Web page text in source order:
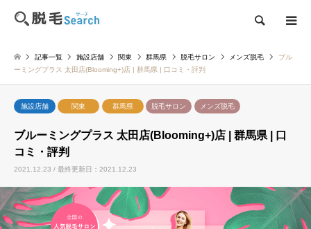
検索
記事一覧 施設店舗 関東 群馬県 脱毛サロン メンズ脱毛
ブル
ーミングプラス 太田店(Blooming+)店 | 群馬県 | 口コミ・評判
施設店舗 関東 群馬県 脱毛サロン メンズ脱毛
ブルーミングプラス 太田店(Blooming+)店 | 群馬県 | 口
コミ・評判
2021.12.23 / 最終更新日：2021.12.23